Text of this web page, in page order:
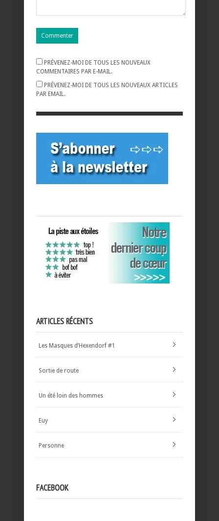
PRÉVENEZ-MOI DE TOUS LES NOUVEAUX
COMMENTAIRES PAR E-MAIL.
PRÉVENEZ-MOI DE TOUS LES NOUVEAUX ARTICLES
PAR EMAIL.
ARTICLES RÉCENTS
Les Masques d’Hexendorf #1
Sortie de route
Un été loin des hommes
Euy
Personne
FACEBOOK